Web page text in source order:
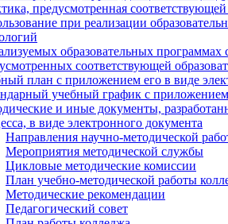
предусмотренная
при реализации
образовательных
соответствующей
план с приложением его в виде
учебный график с приложением
и иные документы,
в виде электронного документа
Направления научно-методической
Мероприятия методической службы
Цикловые методические комиссии
План учебно-методической работы
Методические рекомендации
Педагогический совет